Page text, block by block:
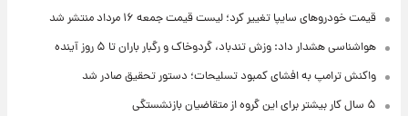
قیمت خودروهای سایپا تغییر کرد؛ لیست قیمت جمعه ۱۶ مرداد منتشر شد
هواشناسی هشدار داد: وزش تندباد، گردوخاک و رگبار باران تا ۵ روز آینده
واکنش ترامپ به افشای کمبود تسلیحات؛ دستور تحقیق صادر شد
۵ سال کار بیشتر برای این گروه از متقاضیان بازنشستگی